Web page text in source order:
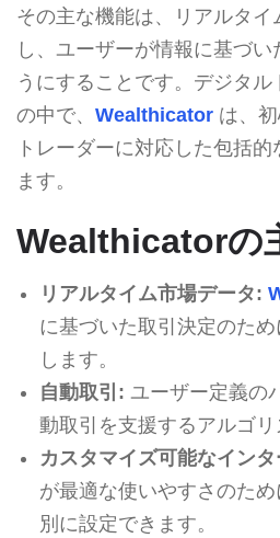
その主な機能は、リアルタ
し、ユーザーが情報に基づい
うにすることです。デジタ
の中で、 Wealthicator は、
トレーダーに対応した包括
ます。
Wealthicatorの
リアルタイム市場データ:
に基づいた取引決定のた
します。
自動取引: ユーザー定義の
動取引を支援するアルゴリ
カスタマイズ可能なイン
が最適な使いやすさのた
別に設定できます。